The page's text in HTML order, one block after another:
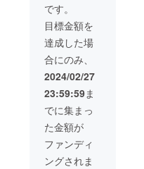
試作品
ですの
で製品
版とは
若干デ
ザイン
が異な
ります)
基本は
針金タ
イプの
ハン
ガーに
です。
目標金額を
達成した場
合にのみ、
2024/02/27
23:59:59ま
でに集まっ
た金額が
ファンディ
ングされま